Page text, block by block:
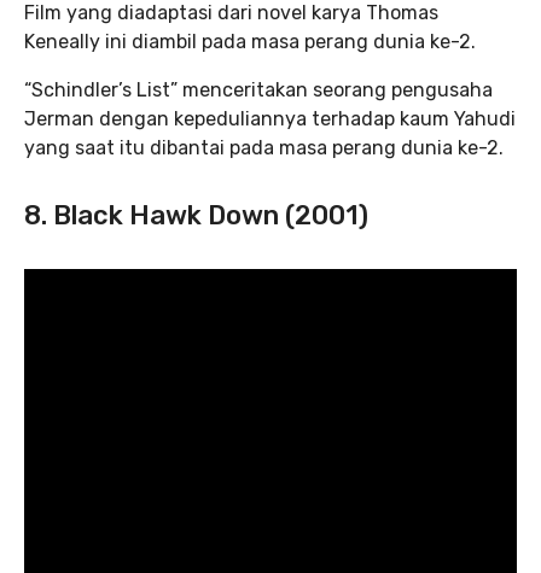
Film yang diadaptasi dari novel karya Thomas
Keneally ini diambil pada masa perang dunia ke-2.
“Schindler’s List” menceritakan seorang pengusaha
Jerman dengan kepeduliannya terhadap kaum Yahudi
yang saat itu dibantai pada masa perang dunia ke-2.
8. Black Hawk Down (2001)